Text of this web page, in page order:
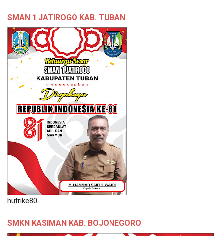
SMAN 1 JATIROGO KAB. TUBAN
hutrike80
SMKN KASIMAN KAB. BOJONEGORO